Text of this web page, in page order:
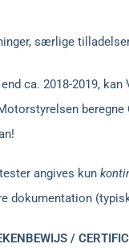
særlige
ca. 2018-2019,
angives kun
dokumentation
/